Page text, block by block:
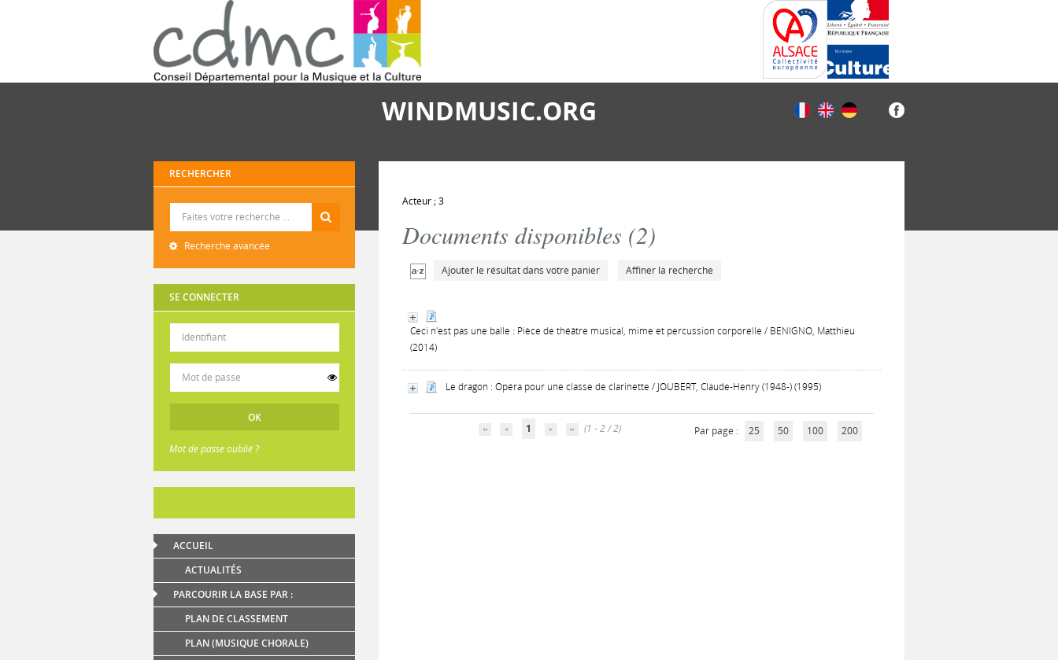
WINDMUSIC.ORG
RECHERCHER
Recherche avancée
SE CONNECTER
Mot de passe oublié ?
ACCUEIL
ACTUALITÉS
PARCOURIR LA BASE PAR :
PLAN DE CLASSEMENT
PLAN (MUSIQUE CHORALE)
Acteur ; 3
Documents disponibles (2)
Ajouter le résultat dans votre panier Affiner la recherche
Ceci n'est pas une balle : Pièce de théâtre musical, mime et percussion corporelle / BENIGNO, Matthieu
(2014)
Le dragon : Opéra pour une classe de clarinette / JOUBERT, Claude-Henry (1948-) (1995)
1 (1 - 2 / 2) Par page : 25 50 100 200